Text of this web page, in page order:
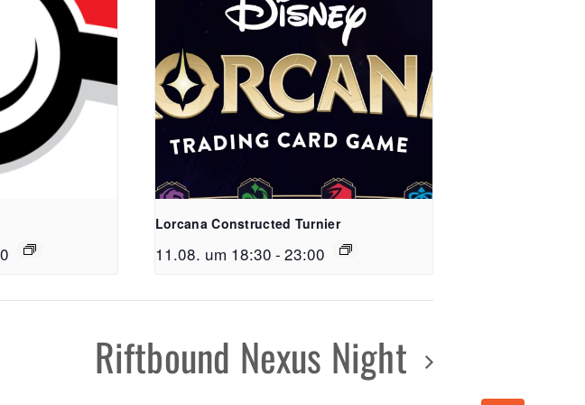
Lehener Straße 15, 79106 Freiburg
Öffnungzeiten
Lorcana Constructed Turnier
11.08. um 18:30 - 23:00
Riftbound Nexus Night